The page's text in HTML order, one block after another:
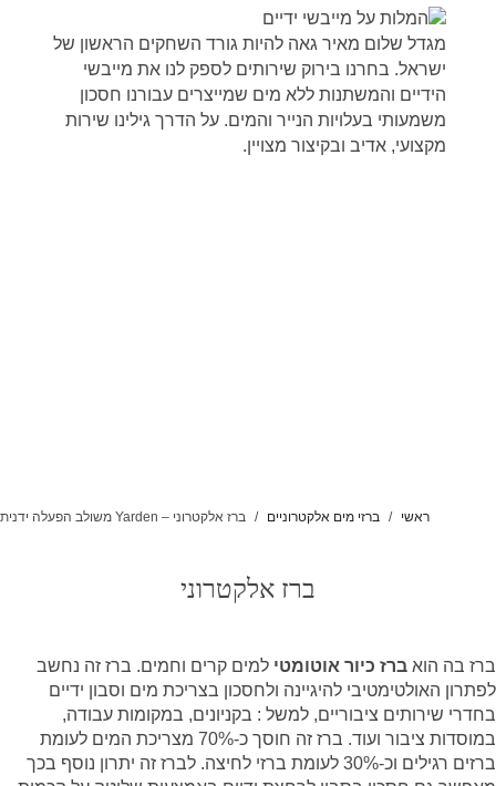
מגדל שלום מאיר גאה להיות גורד השחקים הראשון של
ישראל. בחרנו בירוק שירותים לספק לנו את מייבשי
הידיים והמשתנות ללא מים שמייצרים עבורנו חסכון
משמעותי בעלויות הנייר והמים. על הדרך גילינו שירות
מקצועי, אדיב ובקיצור מצויין.
ראשי ברזי מים אלקטרוניים ברז אלקטרוני – Yarden משולב הפעלה ידנית
ברז אלקטרוני
ברז בה הוא ברז כיור אוטומטי למים קרים וחמים. ברז זה נחשב
לפתרון האולטימטיבי להיגיינה ולחסכון בצריכת מים וסבון ידיים
בחדרי שירותים ציבוריים, למשל : בקניונים, במקומות עבודה,
במוסדות ציבור ועוד. ברז זה חוסך כ-70% מצריכת המים לעומת
ברזים רגילים וכ-30% לעומת ברזי לחיצה. לברז זה יתרון נוסף בכך